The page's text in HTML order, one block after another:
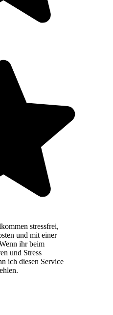
stressfrei,
und mit einer
ihr beim
und Stress
ich diesen Service